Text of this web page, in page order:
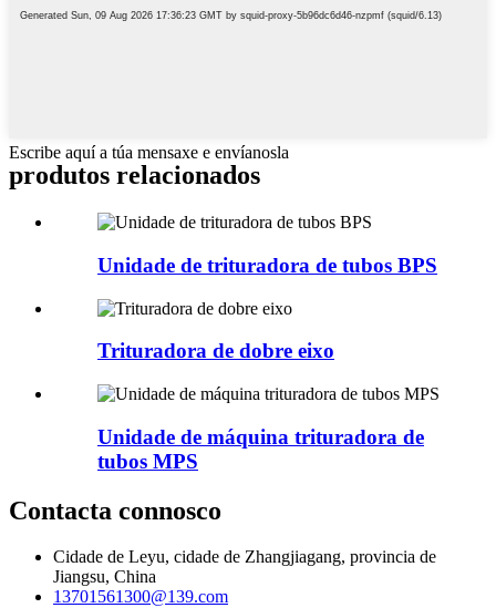
Escribe aquí a túa mensaxe e envíanosla
produtos relacionados
Unidade de trituradora de tubos BPS
Trituradora de dobre eixo
Unidade de máquina trituradora de
tubos MPS
Contacta connosco
Cidade de Leyu, cidade de Zhangjiagang, provincia de
Jiangsu, China
13701561300@139.com